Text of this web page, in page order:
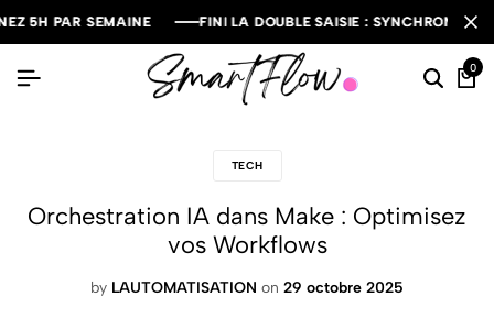
PAR SEMAINE FINI LA DOUBLE SAISIE : SYNCHRONISEZ VOS
PAR SEMAINE FINI LA DOUBLE SAISIE : SYNCHRONISEZ VOS
PAR SEMAINE FINI LA DOUBLE SAISIE : SYNCHRONISEZ VOS
0
TECH
Orchestration IA dans Make : Optimisez
vos Workflows
by LAUTOMATISATION on 29 octobre 2025